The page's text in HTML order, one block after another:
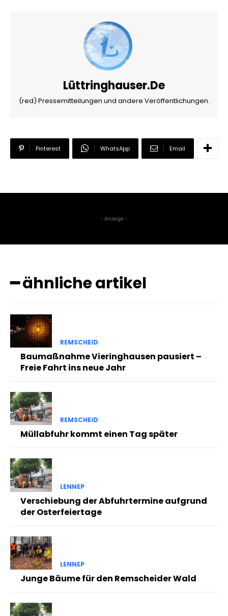
Lüttringhauser.de
(red) Pressemitteilungen und andere Veröffentlichungen.
Pinterest WhatsApp Email
- Anzeige -
━ ähnliche artikel
REMSCHEID
Baumaßnahme Vieringhausen pausiert –
Freie Fahrt ins neue Jahr
REMSCHEID
Müllabfuhr kommt einen Tag später
LENNEP
Verschiebung der Abfuhrtermine aufgrund
der Osterfeiertage
LENNEP
Junge Bäume für den Remscheider Wald